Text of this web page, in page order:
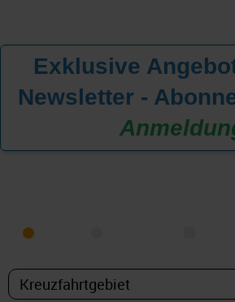
Exklusive
Newsletter -